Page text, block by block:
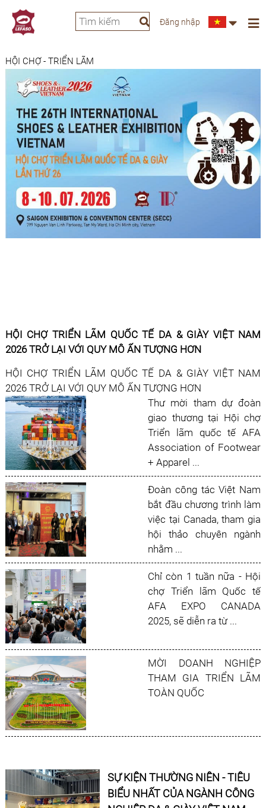
Đăng nhập
HỘI CHỢ - TRIỂN LÃM
HỘI CHỢ TRIỂN LÃM QUỐC TẾ DA & GIÀY VIỆT NAM
2026 TRỞ LẠI VỚI QUY MÔ ẤN TƯỢNG HƠN
HỘI CHỢ TRIỂN LÃM QUỐC TẾ DA & GIÀY VIỆT NAM
2026 TRỞ LẠI VỚI QUY MÔ ẤN TƯỢNG HƠN
Thư mời tham dự đoàn
giao thương tại Hội chợ
Triển lãm quốc tế AFA
Association of Footwear
+ Apparel ...
Đoàn công tác Việt Nam
bắt đầu chương trình làm
việc tại Canada, tham gia
hội thảo chuyên ngành
nhằm ...
Chỉ còn 1 tuần nữa - Hội
chợ Triển lãm Quốc tế
AFA EXPO CANADA
2025, sẽ diễn ra từ ...
MỜI DOANH NGHIỆP
THAM GIA TRIỂN LÃM
TOÀN QUỐC
SỰ KIỆN THƯỜNG NIÊN - TIÊU
BIỂU NHẤT CỦA NGÀNH CÔNG